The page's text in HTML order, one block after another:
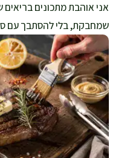
אני אוהבת מתכונים
שמחבקת, בלי להסתבך עם